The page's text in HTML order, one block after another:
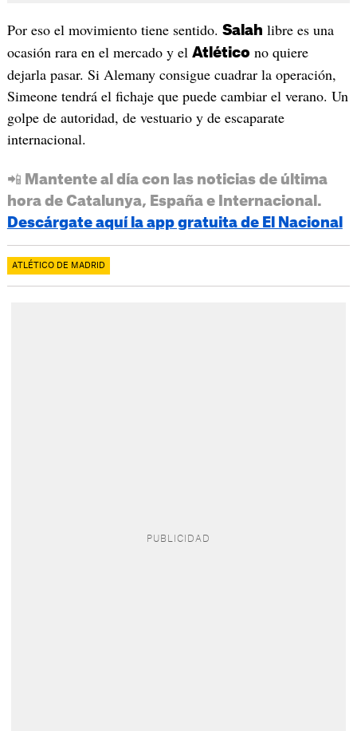
Por eso el movimiento tiene sentido. Salah libre es una
ocasión rara en el mercado y el Atlético no quiere
dejarla pasar. Si Alemany consigue cuadrar la operación,
Simeone tendrá el fichaje que puede cambiar el verano. Un
golpe de autoridad, de vestuario y de escaparate
internacional.
📲 Mantente al día con las noticias de última
hora de Catalunya, España e Internacional.
Descárgate aquí la app gratuita de El Nacional
ATLÉTICO DE MADRID